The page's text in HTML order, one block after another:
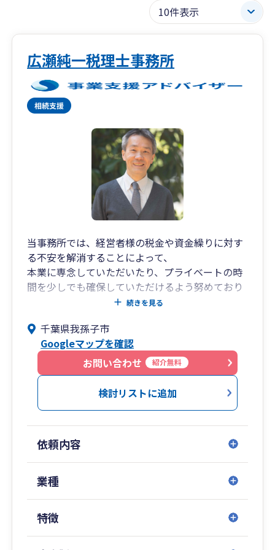
広瀬純一税理士事務所
当事務所では、経営者様の税金や資金繰りに対す
る不安を解消することによって、
本業に専念していただいたり、プライベートの時
間を少しでも確保していただけるよう努めており
る私、広瀬純一が対応いたします。
途中で担当者が変わることはありません。
みなさまの裏方として、お役に立てるよう努めて
まいります。
続きを見る
千葉県我孫子市
Googleマップを確認
お問い合わせ
紹介無料
検討リストに追加
依頼内容
業種
特徴